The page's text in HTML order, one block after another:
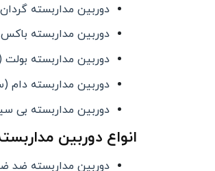
دوربین مداربسته
دوربین مداربسته
دوربین مداربسته بولت
دوربین مداربسته دام
دوربین مداربسته بی
انواع دوربین
دوربین مداربسته ضد